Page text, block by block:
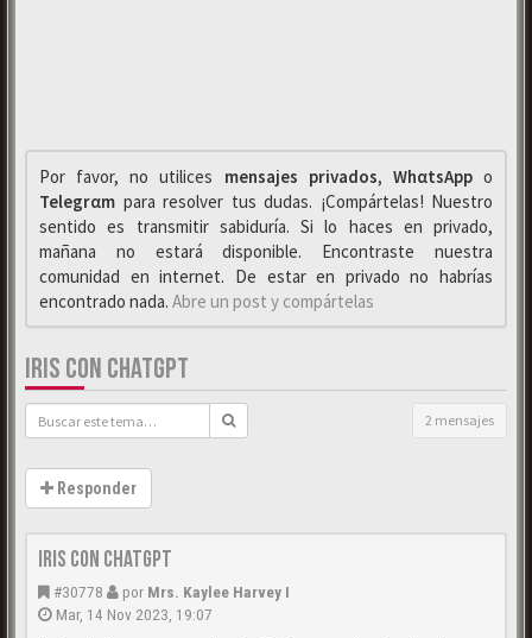
Por favor, no utilices mensajes privados, WhαtsAppo
Telegrαm para resolver tus dudas. ¡Compártelas! Nuestro
sentido es transmitir sabiduría. Si lo haces en privado,
mañana no estará disponible. Encontraste nuestra
comunidad en internet. De estar en privado no habrías
encontrado nada. Abre un post y compártelas
IRIS CON CHATGPT
2 mensajes
Responder
Iris con ChatGPT
#30778 por Mrs. Kaylee Harvey I
Mar, 14 Nov 2023, 19:07